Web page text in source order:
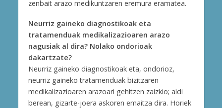
zenbait arazo medikuntzaren eremura eramatea.
Neurriz gaineko diagnostikoak eta
tratamenduak medikalizazioaren arazo
nagusiak al dira? Nolako ondorioak
dakartzate?
Neurriz gaineko diagnostikoak eta, ondorioz,
neurriz gaineko tratamenduak bizitzaren
medikalizazioaren arazoari gehitzen zaizkio; aldi
berean, gizarte-joera askoren emaitza dira. Horiek